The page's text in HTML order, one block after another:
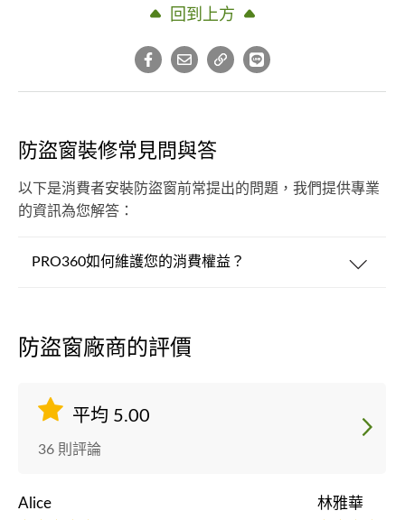
回到上方
防盜窗裝修常見問與答
以下是消費者安裝防盜窗前常提出的問題，我們提供專業
的資訊為您解答：
PRO360如何維護您的消費權益？
防盜窗廠商的評價
平均 5.00
36 則評論
Alice 林雅華